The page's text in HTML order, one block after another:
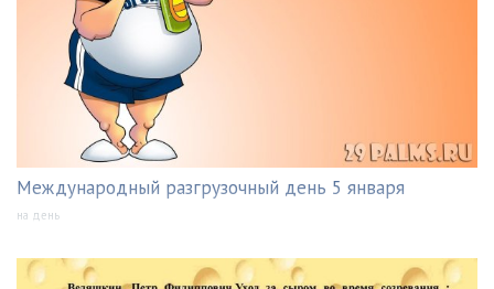
Международный разгрузочный день 5 января
на день